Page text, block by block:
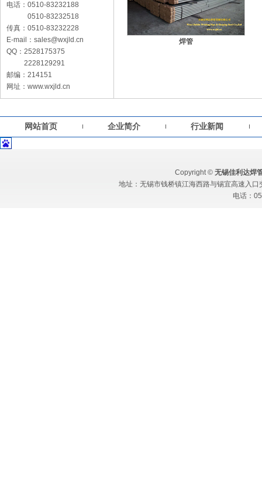
电话：0510-83232188
0510-83232518
传真：0510-83232228
E-mail：sales@wxjld.cn
QQ：2528175375
2228129291
邮编：214151
网址：www.wxjld.cn
焊管
网站首页 企业简介 行业新闻
Copyright © 无锡佳利达焊
地址：无锡市钱桥镇江海西路与锡宜高速入
电话：